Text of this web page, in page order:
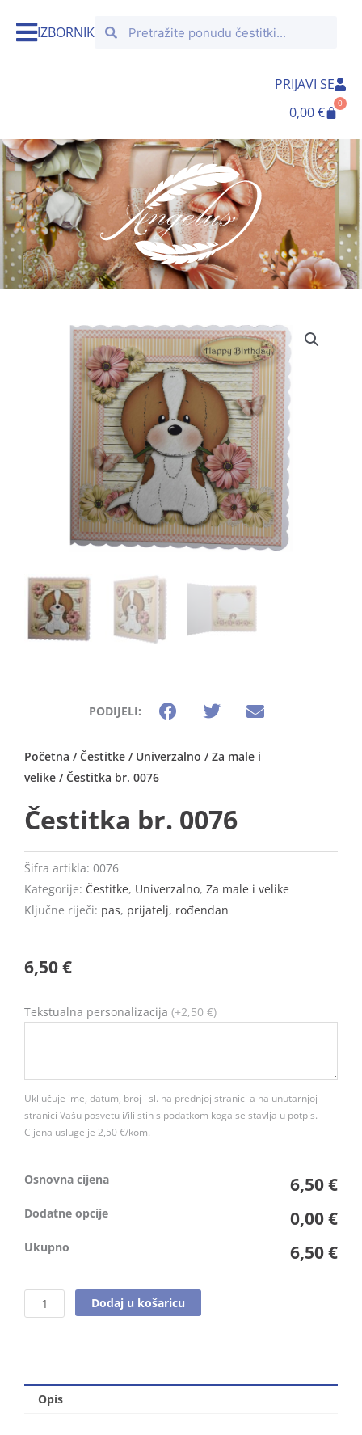
IZBORNIKSearchSearch
PRIJAVI SE
0,00€
0
Cart
PODIJELI:
Početna /Čestitke / Univerzalno /Za male i
velike / Čestitka br. 0076
Čestitka br. 0076
Šifra artikla: 0076
Kategorije: Čestitke, Univerzalno, Za male i velike
Ključne riječi: pas, prijatelj, rođendan
6,50€
Tekstualna personalizacija (+2,50 €)
Uključuje ime, datum, broj i sl. na prednjoj stranici a na unutarnjoj
stranici Vašu posvetu i/ili stih s podatkom koga se stavlja u potpis.
Cijena usluge je 2,50 €/kom.
Osnovna cijena 6,50 €
Dodatne opcije 0,00 €
Ukupno 6,50 €
Čestitka
Dodaj u košaricu
Opis